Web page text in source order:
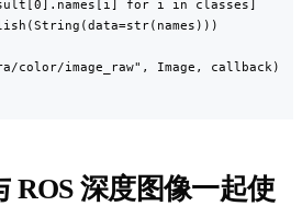
for i in classes]
color/image_raw", Image, callback)
ROS 深度图像一起使